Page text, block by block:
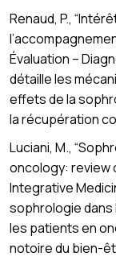
Renaud, P.,
Évaluation –
détaille les
effets de la
la récupération
Luciani, M.,
oncology: review
Integrative
sophrologie
les patients en
notoire du bien-